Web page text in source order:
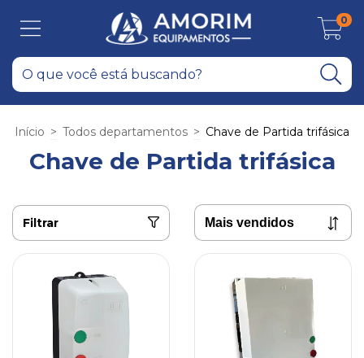
0
Início > Todos departamentos > Chave de Partida trifásica
Chave de Partida trifásica
Filtrar